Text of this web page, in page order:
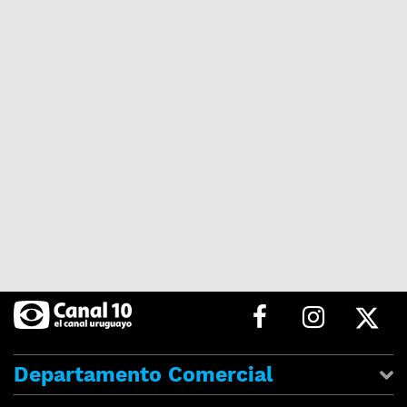
Departamento Comercial